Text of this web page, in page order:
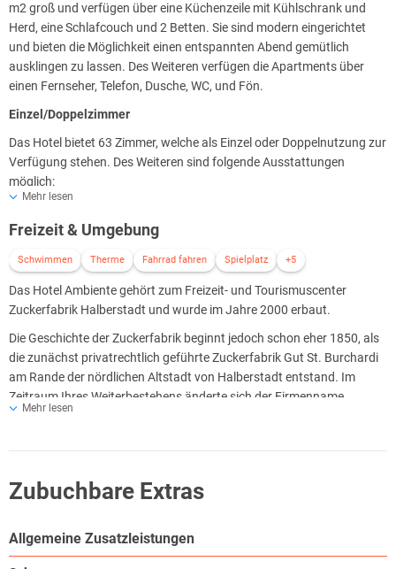
m2 groß und verfügen über eine Küchenzeile mit Kühlschrank und
Herd, eine Schlafcouch und 2 Betten. Sie sind modern eingerichtet
und bieten die Möglichkeit einen entspannten Abend gemütlich
ausklingen zu lassen. Des Weiteren verfügen die Apartments über
einen Fernseher, Telefon, Dusche, WC, und Fön.
Einzel/Doppelzimmer
Das Hotel bietet 63 Zimmer, welche als Einzel oder Doppelnutzung zur
Verfügung stehen. Des Weiteren sind folgende Ausstattungen
möglich:
Standard Class
Alle Zimmer sind modern eingerichtet verfügen über einen Fernseher,
Telefon, Dusche, WC, und Fön.
Mehr lesen
Freizeit & Umgebung
Schwimmen Therme Fahrrad fahren Spielplatz +5
Das Hotel Ambiente gehört zum Freizeit- und Tourismuscenter
Zuckerfabrik Halberstadt und wurde im Jahre 2000 erbaut.
Die Geschichte der Zuckerfabrik beginnt jedoch schon eher 1850, als
die zunächst privatrechtlich geführte Zuckerfabrik Gut St. Burchardi
am Rande der nördlichen Altstadt von Halberstadt entstand. Im
Zeitraum Ihres Weiterbestehens änderte sich der Firmenname
mehrfach und firmierte sich in der Zuckerfabrik Ferdinand Heine OHG
Erweiterungsbauten.
Zudem wurde in damals bestmögliche, technische Ausrüstung
Die Fabrik ist nach 1945 bis zu Ihrer Stilllegung in den 70er Jahren
Mehr lesen
Zubuchbare Extras
Allgemeine Zusatzleistungen